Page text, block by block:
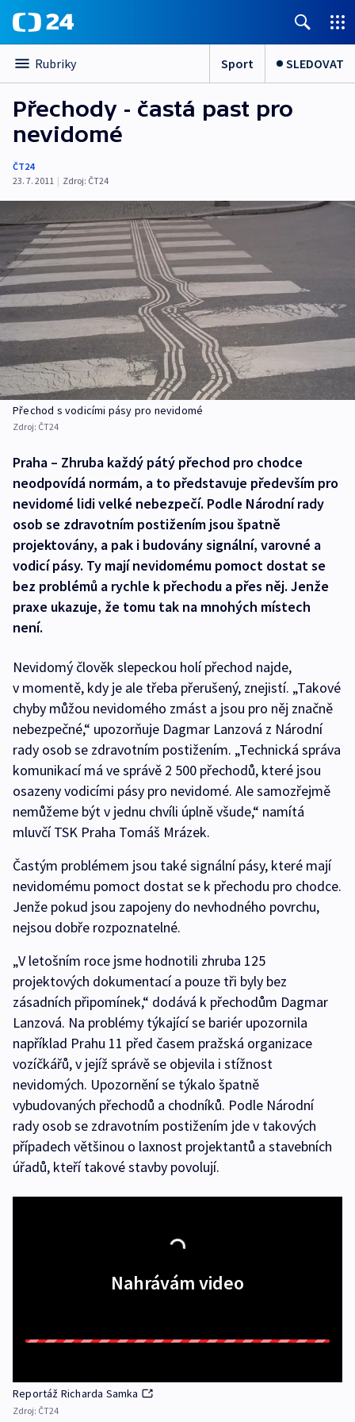
Rubriky Sport SLEDOVAT
Přechody - častá past pro
nevidomé
ČT24
23. 7. 2011 | Zdroj: ČT24
Přechod s vodicími pásy pro nevidomé
Zdroj: ČT24
Praha – Zhruba každý pátý přechod pro chodce
neodpovídá normám, a to představuje především pro
nevidomé lidi velké nebezpečí. Podle Národní rady
osob se zdravotním postižením jsou špatně
projektovány, a pak i budovány signální, varovné a
vodicí pásy. Ty mají nevidomému pomoct dostat se
bez problémů a rychle k přechodu a přes něj. Jenže
praxe ukazuje, že tomu tak na mnohých místech
není.
Nevidomý člověk slepeckou holí přechod najde,
v momentě, kdy je ale třeba přerušený, znejistí. „Takové
chyby můžou nevidomého zmást a jsou pro něj značně
nebezpečné,“ upozorňuje Dagmar Lanzová z Národní
rady osob se zdravotním postižením. „Technická správa
komunikací má ve správě 2 500 přechodů, které jsou
osazeny vodicími pásy pro nevidomé. Ale samozřejmě
nemůžeme být v jednu chvíli úplně všude,“ namítá
mluvčí TSK Praha Tomáš Mrázek.
Častým problémem jsou také signální pásy, které mají
nevidomému pomoct dostat se k přechodu pro chodce.
Jenže pokud jsou zapojeny do nevhodného povrchu,
nejsou dobře rozpoznatelné.
„V letošním roce jsme hodnotili zhruba 125
projektových dokumentací a pouze tři byly bez
zásadních připomínek,“ dodává k přechodům Dagmar
Lanzová. Na problémy týkající se bariér upozornila
například Prahu 11 před časem pražská organizace
vozíčkářů, v jejíž správě se objevila i stížnost
nevidomých. Upozornění se týkalo špatně
vybudovaných přechodů a chodníků. Podle Národní
rady osob se zdravotním postižením jde v takových
případech většinou o laxnost projektantů a stavebních
úřadů, kteří takové stavby povolují.
Nahrávám video
Reportáž Richarda Samka
Zdroj: ČT24